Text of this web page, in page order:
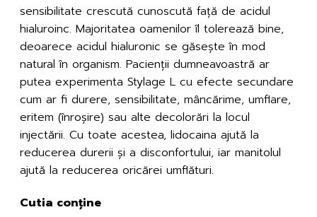
sensibilitate crescută cunoscută față de acidul
hialuroinc. Majoritatea oamenilor îl tolerează bine,
deoarece acidul hialuronic se găsește în mod
natural în organism. Pacienții dumneavoastră ar
putea experimenta Stylage L cu efecte secundare
cum ar fi durere, sensibilitate, mâncărime, umflare,
eritem (înroșire) sau alte decolorări la locul
injectării. Cu toate acestea, lidocaina ajută la
reducerea durerii și a disconfortului, iar manitolul
ajută la reducerea oricărei umflături.
Cutia conține